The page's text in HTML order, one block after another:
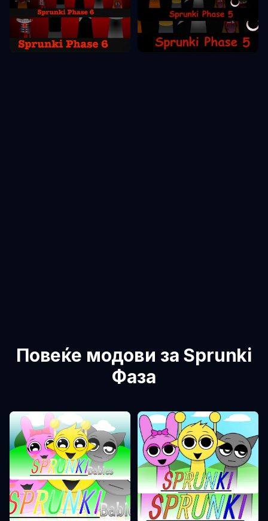
Sprunki Фаза 6 Sprunki Фаза 5
Повеќе модови за Sprunki
Фаза
Sprunki Фаза 0
Sprunki Фаза 1